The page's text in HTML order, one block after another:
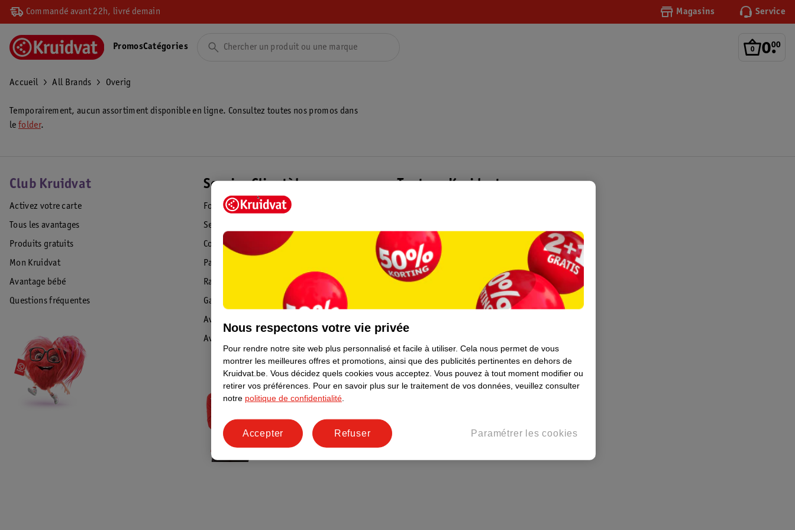
Commandé avant 22h, livré demain Magasins Service
0.
00
PromosCatégories
Accueil All Brands Overig
Temporairement, aucun assortiment disponible en ligne. Consultez toutes nos promos dans
le folder.
Club Kruidvat
Activez votre carte
Tous les avantages
Produits gratuits
Mon Kruidvat
Avantage bébé
Questions fréquentes
Service Clientèle
Foire aux questions
Service Clientèle
Commande & Livraison
Paiement
Rappel & Retour
Garantie
Avis de sécurité
Avis
Tout sur Kruidvat
Formule commerciale
Coordonnées de l’entreprise
Plus durable
Nous respectons votre vie privée
Pour rendre notre site web plus personnalisé et facile à utiliser. Cela nous permet de vous
montrer les meilleures offres et promotions, ainsi que des publicités pertinentes en dehors de
Kruidvat.be. Vous décidez quels cookies vous acceptez. Vous pouvez à tout moment modifier ou
retirer vos préférences. Pour en savoir plus sur le traitement de vos données, veuillez consulter
notre politique de confidentialité
Paramétrer les cookies
Refuser
Accepter